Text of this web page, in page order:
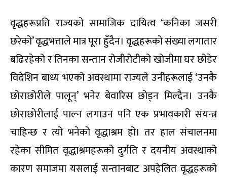
वृद्धहरूप्रति राज्यको सामाजिक दायित्व ‘कनिका जसरी
छरेको’ वृद्धभत्ताले मात्र पूरा हुँदैन। वृद्धहरूको संख्या लगातार
बढिरहेको र तिनका सन्तान रोजीरोटीको खोजीमा घर छोडेर
विदेशिन बाध्य भएको अवस्थामा राज्यले उनीहरूलाई ‘उनकै
छोराछोरीले पालून्’ भनेर बेवारिस छोड्न मिल्दैन। उनकै
छोराछोरीलाई पाल्न लगाउन पनि एक प्रभावकारी संयन्त्र
चाहिन्छ र त्यो भनेको वृद्धाश्रम हो। तर हाल संचालनमा
रहेका सीमित वृद्धाश्रमहरूको दुर्गति र दयनीय अवस्थाको
कारण समाजमा यसलाई सन्तानबाट अपहेलित वृद्धहरूको